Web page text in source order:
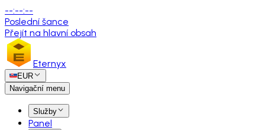
--:--:--
Poslední šance
Přejít na hlavní obsah
Eternyx
EUR
Navigační menu
Služby
Panel